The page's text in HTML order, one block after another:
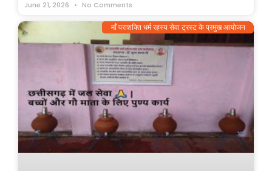
June 21, 2026 No Comments
माँ पराशक्ति धर्म रहस्य सेवा ट्रस्ट के प्रमुख आयोजन